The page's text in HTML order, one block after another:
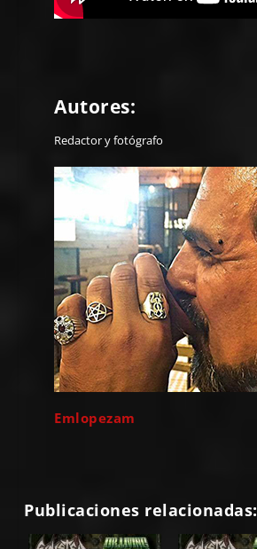
Autores:
Redactor y fotógrafo
Emlopezam
Publicaciones relacionadas: